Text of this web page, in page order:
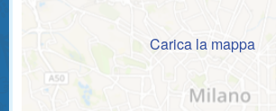
Carica la mappa